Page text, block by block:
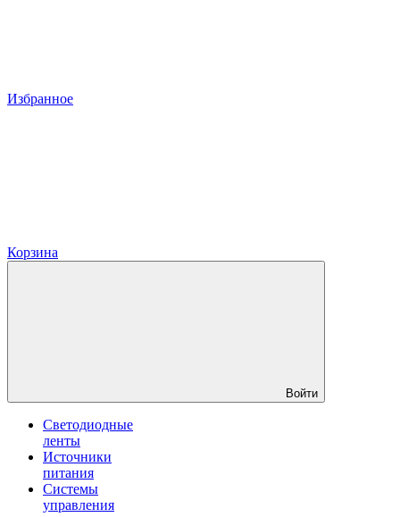
Избранное
Корзина
Войти
Светодиодные
ленты
Источники
питания
Системы
управления